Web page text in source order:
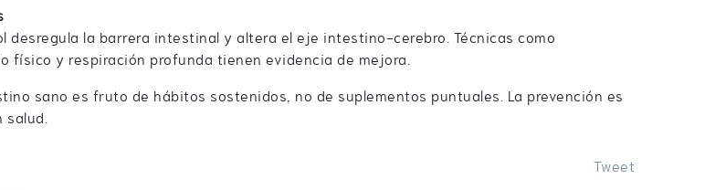
desregula la barrera intestinal y altera el eje intestino-cerebro. Técnicas como
físico y respiración profunda tienen evidencia de mejora.
sano es fruto de hábitos sostenidos, no de suplementos puntuales. La prevención es
salud.
Tweet